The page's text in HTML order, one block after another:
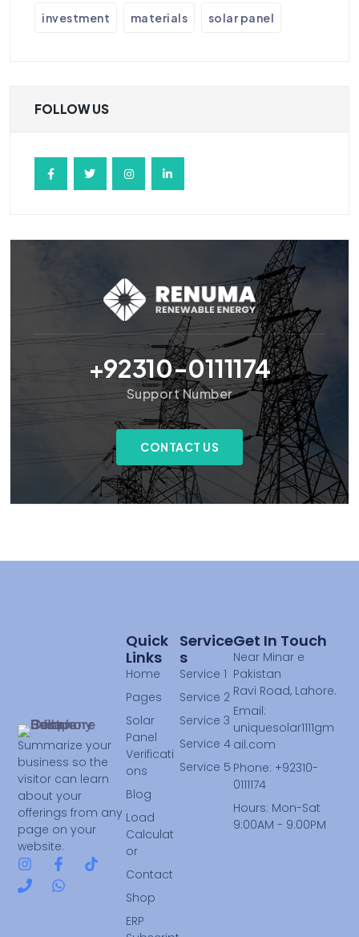
investment materials solar panel
FOLLOW US
+92310-0111174
Support Number
CONTACT US
Summarize your
business so the
visitor can learn
about your
offerings from any
page on your
website.
Service
S
Service 1
Service 2
Service 3
Service 4
Service 5
Quick
Links
Home
Pages
Solar
Panel
Verificati
ons
Blog
Load
Calculat
or
Contact
Shop
ERP
Get In Touch
Near Minar e
Pakistan
Ravi Road, Lahore.
Email:
uniquesolar1111gm
ail.com
Phone: +92310-
0111174
Hours: Mon-Sat
9:00AM - 9:00PM